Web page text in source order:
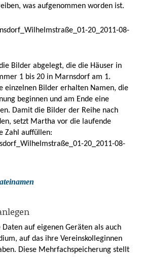
was aufgenommen worden ist.
20_2011-08-
Bilder abgelegt, die die Häuser in
1 bis 20 in Marnsdorf am 1.
einzelnen Bilder erhalten Namen, die
beginnen und am Ende eine
Damit die Bilder der Reihe nach
setzt Martha vor die laufende
Zahl auffüllen:
20_2011-08-
auf eigenen Geräten als auch
auf das ihre Vereinskolleginnen
Diese Mehrfachspeicherung stellt